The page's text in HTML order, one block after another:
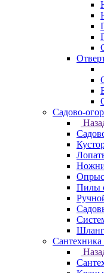
Садово-
Пилы
Сантехника